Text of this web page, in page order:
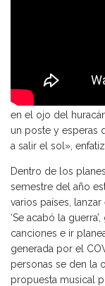
«‘Volví a nacer’ es
en el ojo del
un poste y esperas
a salir el sol»,
Dentro de los
semestre del año
varios países,
‘Se acabó la
canciones e ir
generada por el
personas se den la
propuesta musical